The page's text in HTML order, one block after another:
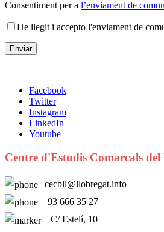
Consentiment per a l’enviament de
He llegit i accepto l'enviament de
Facebook
Twitter
Instagram
LinkedIn
Youtube
Centre d'Estudis Comarcals
cecbll@llobregat.info
93 666 35 27
C/ Estelí, 10